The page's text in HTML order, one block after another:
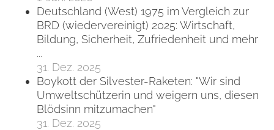
Deutschland (West) 1975 im Vergleich zur
BRD (wiedervereinigt) 2025: Wirtschaft,
Bildung, Sicherheit, Zufriedenheit und mehr
...
31. Dez. 2025
Boykott der Silvester-Raketen: "Wir sind
Umweltschützerin und weigern uns, diesen
Blödsinn mitzumachen"
31. Dez. 2025